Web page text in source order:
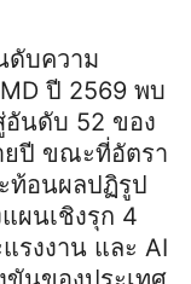
ดับความ
ปี 2569 พบ
นดับ 52 ของ
ยปี ขณะที่อัตรา
ท้อนผลปฏิรูป
ผนเชิงรุก 4
รงงาน และ AI